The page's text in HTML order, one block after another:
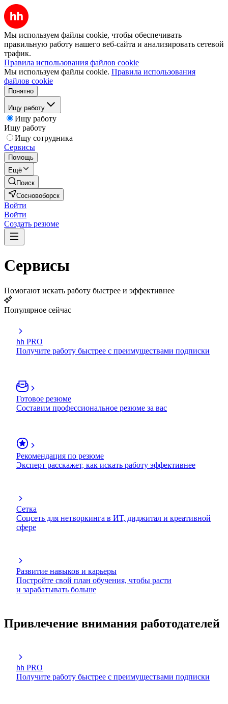
Мы используем файлы cookie, чтобы обеспечивать
правильную работу нашего веб-сайта и анализировать сетевой
трафик.
Правила использования файлов cookie
Мы используем файлы cookie. Правила использования
файлов cookie
Понятно
Ищу работу
Ищу работу
Ищу работу
Ищу сотрудника
Сервисы
Помощь
Ещё
Поиск
Сосновоборск
Войти
Войти
Создать резюме
Сервисы
Помогают искать работу быстрее и эффективнее
Популярное сейчас
hh PRO
Получите работу быстрее с преимуществами подписки
Готовое резюме
Составим профессиональное резюме за вас
Рекомендация по резюме
Эксперт расскажет, как искать работу эффективнее
Сетка
Соцсеть для нетворкинга в ИТ, диджитал и креативной
сфере
Развитие навыков и карьеры
Постройте свой план обучения, чтобы расти
и зарабатывать больше
Привлечение внимания работодателей
hh PRO
Получите работу быстрее с преимуществами подписки